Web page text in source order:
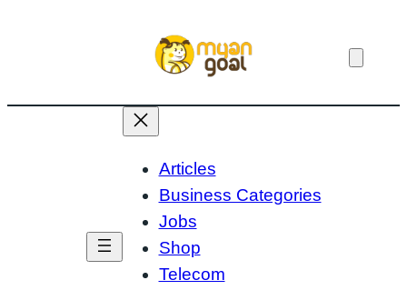
Articles
Business Categories
Jobs
Shop
Telecom